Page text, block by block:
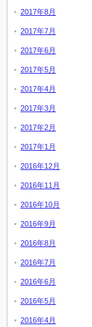
2017年8月
2017年7月
2017年6月
2017年5月
2017年4月
2017年3月
2017年2月
2017年1月
2016年12月
2016年11月
2016年10月
2016年9月
2016年8月
2016年7月
2016年6月
2016年5月
2016年4月